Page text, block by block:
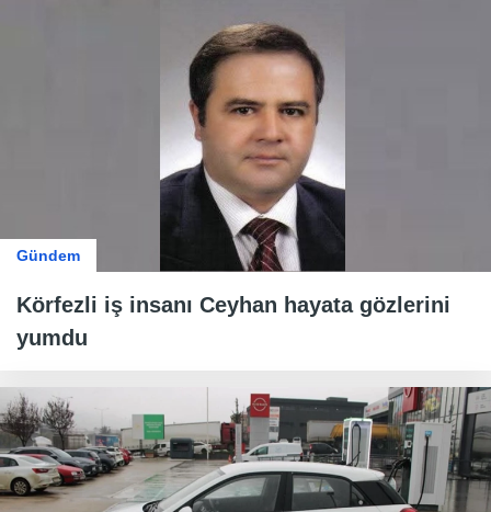
Gündem
Körfezli iş insanı Ceyhan hayata gözlerini
yumdu